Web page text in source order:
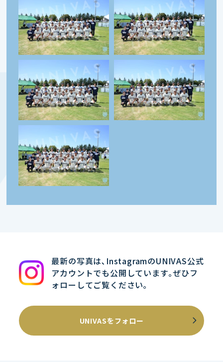
最新の写真は､InstagramのUNIVAS公式
アカウントでも公開しています｡ぜひフ
ォローしてご覧ください｡
UNIVASをフォロー